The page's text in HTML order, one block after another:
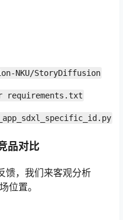
NKU/StoryDiffusion
品对比
馈，我们来客观分析
位置。